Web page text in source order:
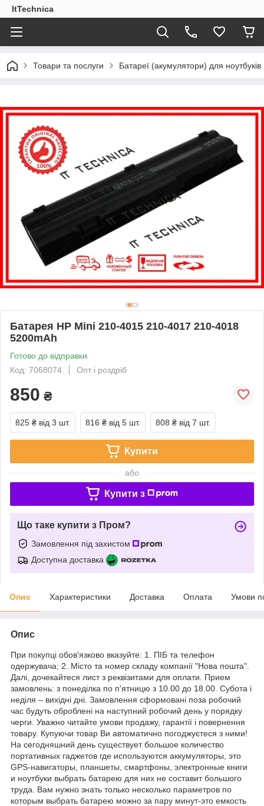
ItTechnica
Товари та послуги Батареї (акумулятори) для
Батарея HP Mini 210-4015 210-4017 210-4018
5200mAh
Готово до відправки
Код: 7068074
Опт і роздріб
850 ₴
825 ₴ від 3 шт. 816 ₴ від 5 шт. 808 ₴ від 7 шт.
Купити
або
Купити з
Що таке купити з Пром?
Замовлення під захистом
Доступна доставка
Опис Характеристики Доставка Оплата Умови
Опис
При покупці обов'язково вказуйте: 1. ПІБ та телефон
одержувача; 2. Місто та номер складу компанії "Нова пошта".
Далі, дочекайтеся лист з реквізитами для оплати. Прием
замовлень: з понеділка по п'ятницю з 10.00 до 18.00. Субота і
неділя – вихідні дні. Замовлення сформовані поза робочий
час будуть оброблені на наступний робочий день у порядку
черги. Уважно читайте умови продажу, гарантії і повернення
товару. Купуючи товар Ви автоматично погоджуєтеся з ними!
На сегодняшний день существует большое количество
портативных гаджетов где используются аккумуляторы, это
GPS-навигаторы, планшеты, смартфоны, электронные книги
и ноутбуки выбрать батарею для них не составит большого
труда. Вам нужно знать только несколько параметров по
которым выбрать батарею можно за пару минут-это емкость